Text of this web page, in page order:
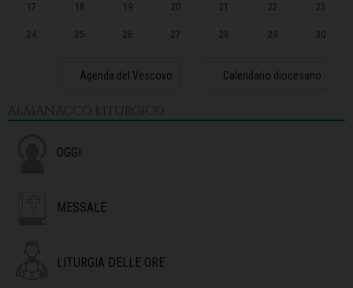
17 18 19 20 21 22 23
24 25 26 27 28 29 30
Agenda del Vescovo Calendario diocesano
ALMANACCO LITURGICO
OGGI:
MESSALE
LITURGIA DELLE ORE